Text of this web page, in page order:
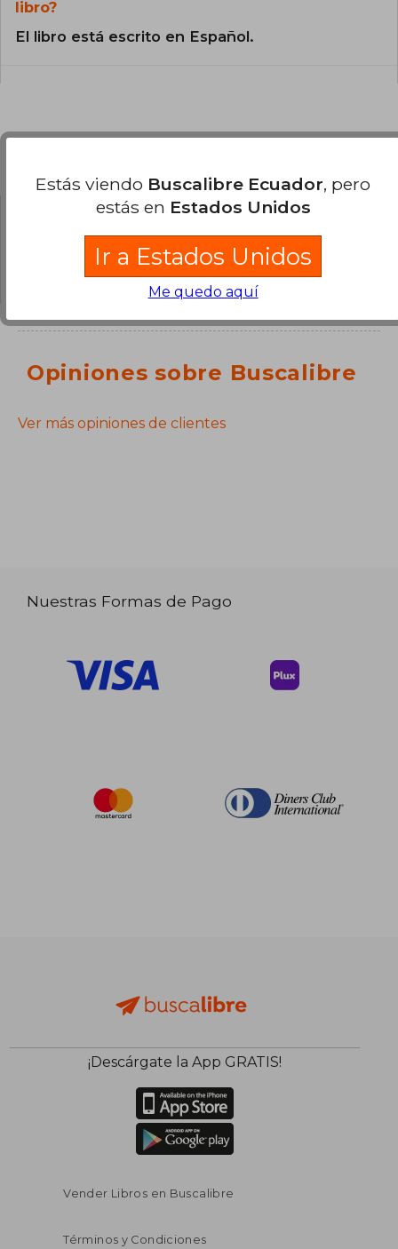
libro?
El libro está escrito en Español.
¿Tienes una pregunta sobre el libro?Inicia
para poder agregar tu propia pregunta.
Opiniones sobre Buscalibre
Ver más opiniones de clientes
Nuestras Formas de Pago
¡Descárgate la App GRATIS!
Vender Libros en Buscalibre
Términos y Condiciones
Estás viendo Buscalibre Ecuador, pero
estás en Estados Unidos
Ir a Estados Unidos
Me quedo aquí